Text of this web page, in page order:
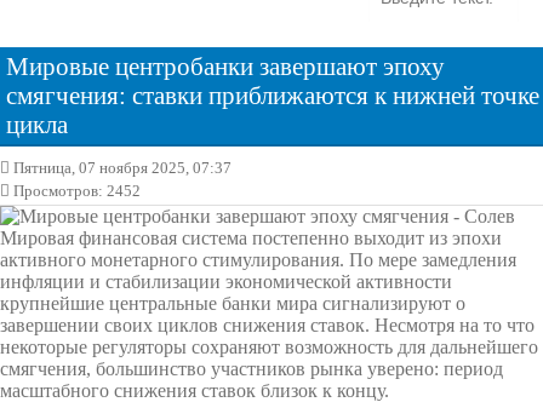
Мировые центробанки завершают эпоху
смягчения: ставки приближаются к нижней точке
цикла
Пятница, 07 ноября 2025, 07:37
Просмотров: 2452
Мировая финансовая система постепенно выходит из эпохи
активного монетарного стимулирования. По мере замедления
инфляции и стабилизации экономической активности
крупнейшие центральные банки мира сигнализируют о
завершении своих циклов снижения ставок. Несмотря на то что
некоторые регуляторы сохраняют возможность для дальнейшего
смягчения, большинство участников рынка уверено: период
масштабного снижения ставок близок к концу.